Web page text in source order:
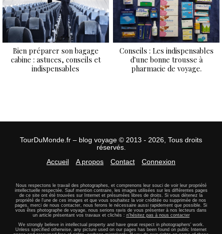
Bien préparer son bagage
cabine : astuces, conseils et
indispensables
Conseils : Les indispensables
d'une bonne trousse à
pharmacie de voyage.
TourDuMonde.fr – blog voyage © 2013 - 2026, Tous droits
réservés.
Accueil
A propos Contact Connexion
Nous respectons le travail des photographes, et comprenons leur souci de voir leur propriété
intellectuelle respectée. Sauf mention contraire, les images utilisées sur les différentes pages
de ce site ont été trouvées sur Internet et présumées libres de droits. Si vous détenez la
propriété de l'une de ces images et que vous souhaitez la voir créditée ou supprimée de nos
pages, merci de nous contacter, nous ferons le nécessaire aussi rapidement que possible. Si
vous êtes photographe de voyage, nous serions ravis de vous présenter à nos lecteurs dans
un article présentant vos travaux et clichés : n'hésitez pas à nous contacter
We strongly believe in intellectual property and have great respect in photographers' work.
Unless specified otherwise, any picture used on our pages has been found on public Internet